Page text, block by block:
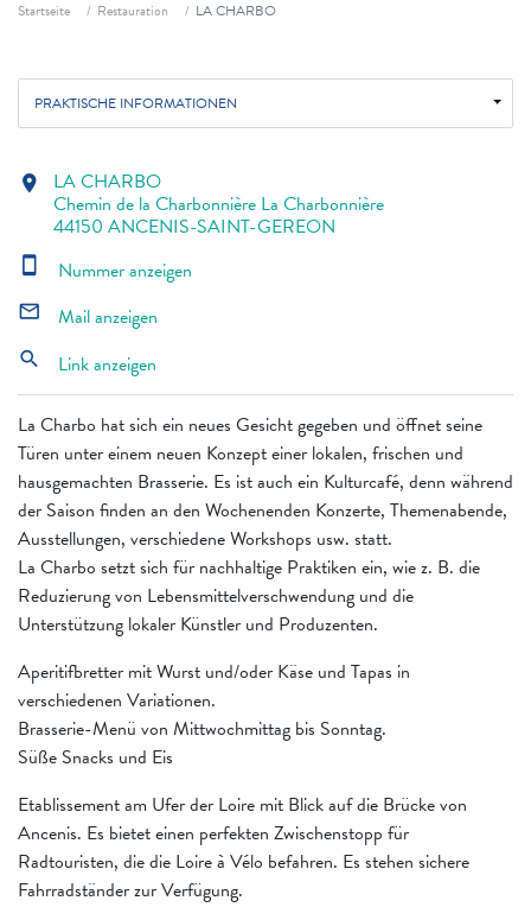
Startseite Restauration LA CHARBO
PRAKTISCHE INFORMATIONEN
La Charbo hat sich ein neues Gesicht gegeben und öffnet seine
Türen unter einem neuen Konzept einer lokalen, frischen und
hausgemachten Brasserie. Es ist auch ein Kulturcafé, denn während
der Saison finden an den Wochenenden Konzerte, Themenabende,
Ausstellungen, verschiedene Workshops usw. statt.
La Charbo setzt sich für nachhaltige Praktiken ein, wie z. B. die
Reduzierung von Lebensmittelverschwendung und die
Unterstützung lokaler Künstler und Produzenten.
Aperitifbretter mit Wurst und/oder Käse und Tapas in
verschiedenen Variationen.
Brasserie-Menü von Mittwochmittag bis Sonntag.
Süße Snacks und Eis
Etablissement am Ufer der Loire mit Blick auf die Brücke von
Ancenis. Es bietet einen perfekten Zwischenstopp für
Radtouristen, die die Loire à Vélo befahren. Es stehen sichere
Fahrradständer zur Verfügung.
location_on LA CHARBO
Chemin de la Charbonnière La Charbonnière
44150 ANCENIS-SAINT-GEREON
smartphone Nummer anzeigen
mail_outline Mail anzeigen
search Link anzeigen